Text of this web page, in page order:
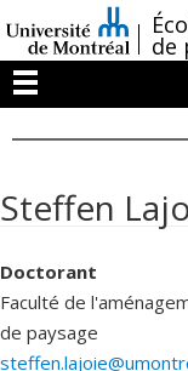
au
contenu
/
de
Menu
Steffen
Doctorant
Faculté de
de paysage